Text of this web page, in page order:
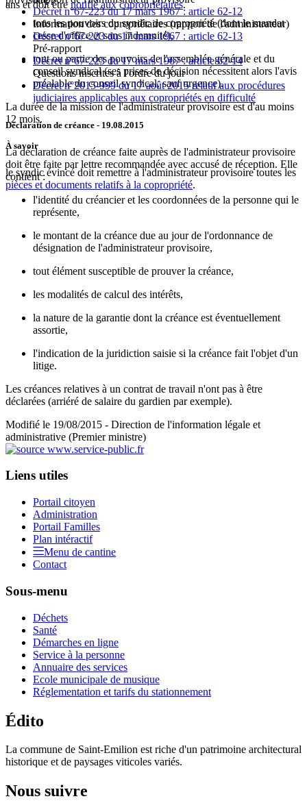
tous les pouvoirs du syndic de copropriété (dont le mandat
cesse d'office et sans indemnité),
tout ou partie des pouvoirs de l'assemblée générale et du
conseil syndical (ses prises de décision nécessitent alors l'avis
préalable du conseil syndical, sauf urgence).
La durée de la mission de l'administrateur provisoire est d'au moins
12 mois.
À savoir
le syndic évincé doit remettre à l'administrateur provisoire toutes les
pièces et documents relatifs à la copropriété.
ans et doit êtrenotifié aux copropriétaires.
Décret n°67-223 du 17 mars 1967 : article 62-12
Information des copropriétaires (rapport de l'administrateur)
Décret n°67-223 du 17 mars 1967 : article 62-13
Pré-rapport
Décret n°67-223 du 17 mars 1967 : article 62-14
Questions inscrites à l'ordre du jour
Décret n°2015-999 du 17 août 2015 relatif aux procédures
judiciaires applicables aux copropriétés en difficulté
Déclaration de créance - 19.08.2015
La déclaration de créance faite auprès de l'administrateur provisoire
doit être faite par lettre recommandée avec accusé de réception. Elle
contient :
l'identité du créancier et les coordonnées de la personne qui le
représente,
le montant de la créance due au jour de l'ordonnance de
désignation de l'administrateur provisoire,
tout élément susceptible de prouver la créance,
les modalités de calcul des intérêts,
la nature de la garantie dont la créance est éventuellement
assortie,
l'indication de la juridiction saisie si la créance fait l'objet d'un
litige.
Les créances relatives à un contrat de travail n'ont pas à être
déclarées (arriéré de salaire du gardien par exemple).
Modifié le 19/08/2015 - Direction de l'information légale et
administrative (Premier ministre)
Liens utiles
Portail citoyen
Administration
Portail Familles
Plan intéractif
Menu de cantine
Contact
Sous-menu
Déchets
Santé
Démarches en ligne
Service à la personne
Annuaire des services
Ecole municipale de musique
Réglementation et tarifs du stationnement
Édito
La commune de Saint-Emilion est riche d'un patrimoine architectural
historique et de paysages viticoles variés.
Nous suivre